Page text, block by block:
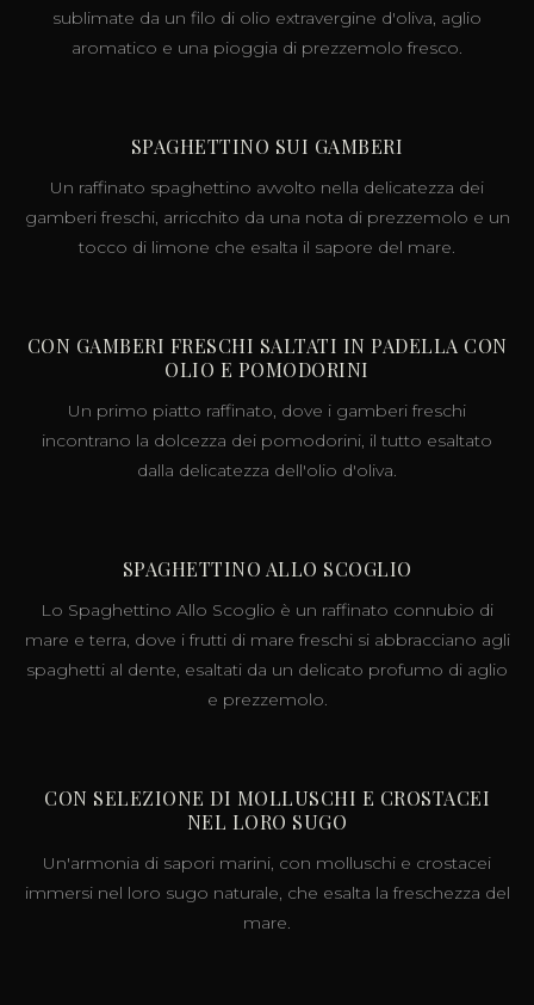
sublimate da un filo di olio extravergine d'oliva, aglio
aromatico e una pioggia di prezzemolo fresco.
SPAGHETTINO SUI GAMBERI
Un raffinato spaghettino avvolto nella delicatezza dei
gamberi freschi, arricchito da una nota di prezzemolo e un
tocco di limone che esalta il sapore del mare.
CON GAMBERI FRESCHI SALTATI IN PADELLA CON
OLIO E POMODORINI
Un primo piatto raffinato, dove i gamberi freschi
incontrano la dolcezza dei pomodorini, il tutto esaltato
dalla delicatezza dell'olio d'oliva.
SPAGHETTINO ALLO SCOGLIO
Lo Spaghettino Allo Scoglio è un raffinato connubio di
mare e terra, dove i frutti di mare freschi si abbracciano agli
spaghetti al dente, esaltati da un delicato profumo di aglio
e prezzemolo.
CON SELEZIONE DI MOLLUSCHI E CROSTACEI
NEL LORO SUGO
Un'armonia di sapori marini, con molluschi e crostacei
immersi nel loro sugo naturale, che esalta la freschezza del
mare.